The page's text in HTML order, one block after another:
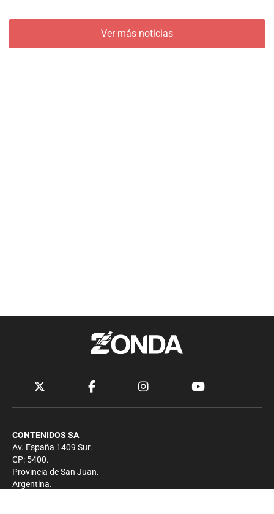
Ver más noticias
CONTENIDOS SA
Av. España 1409 Sur.
CP: 5400.
Provincia de San Juan.
Argentina.